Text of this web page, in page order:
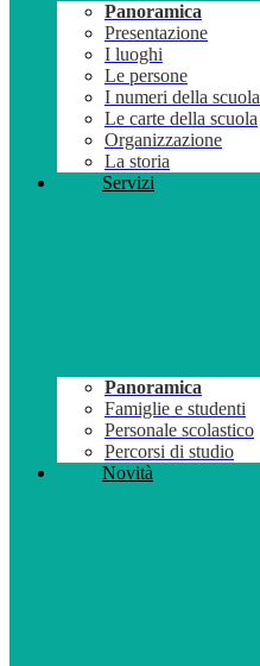
Panoramica
Presentazione
I luoghi
Le persone
I numeri della scuola
Le carte della scuola
Organizzazione
La storia
Servizi
Panoramica
Famiglie e studenti
Personale scolastico
Percorsi di studio
Novità